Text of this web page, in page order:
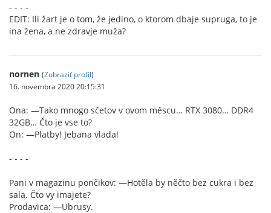
- - - -
EDIT: Ili žart je o tom, že jedino, o ktorom dbaje supruga, to je
ina žena, a ne zdravje muža?
nornen (Zobraziť profil)
16. novembra 2020 20:15:31
Ona: —Tako mnogo sčetov v ovom měscu… RTX 3080… DDR4
32GB… Čto je vse to?
On: —Platby! Jebana vlada!
- - - -
Pani v magazinu pončikov: —Hotěla by něčto bez cukra i bez
sala. Čto vy imajete?
Prodavica: —Ubrusy.